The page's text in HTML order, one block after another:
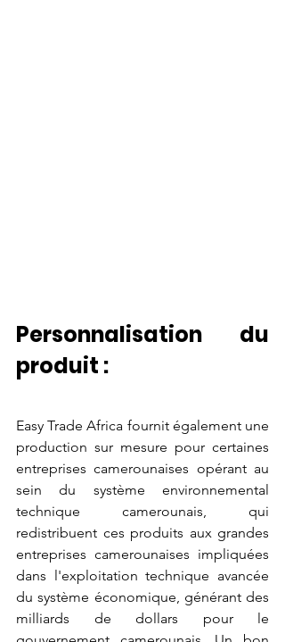
Personnalisation du
produit :
Easy Trade Africa fournit également une
production sur mesure pour certaines
entreprises camerounaises opérant au
sein du système environnemental
technique camerounais, qui
redistribuent ces produits aux grandes
entreprises camerounaises impliquées
dans l'exploitation technique avancée
du système économique, générant des
milliards de dollars pour le